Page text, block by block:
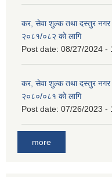
कर, सेवा शुल्क तथा दस्तुर नगर
२०८१/०८२ को लागि
Post date: 08/27/2024 -
कर, सेवा शुल्क तथा दस्तुर नगर
२०८०/०८१ को लागि
Post date: 07/26/2023 -
more